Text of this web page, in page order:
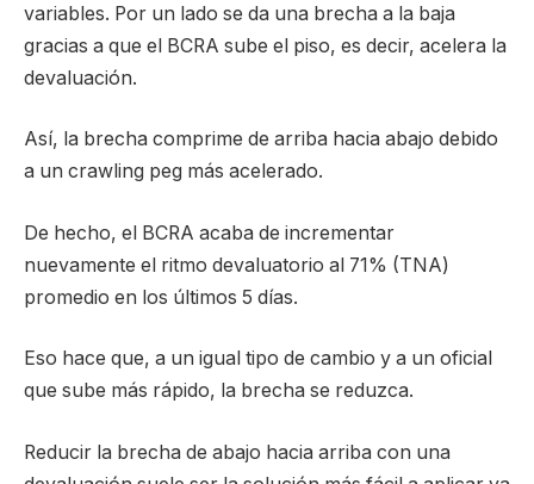
variables. Por un lado se da una brecha a la baja
gracias a que el BCRA sube el piso, es decir, acelera la
devaluación.
Así, la brecha comprime de arriba hacia abajo debido
a un crawling peg más acelerado.
De hecho, el BCRA acaba de incrementar
nuevamente el ritmo devaluatorio al 71% (TNA)
promedio en los últimos 5 días.
Eso hace que, a un igual tipo de cambio y a un oficial
que sube más rápido, la brecha se reduzca.
Reducir la brecha de abajo hacia arriba con una